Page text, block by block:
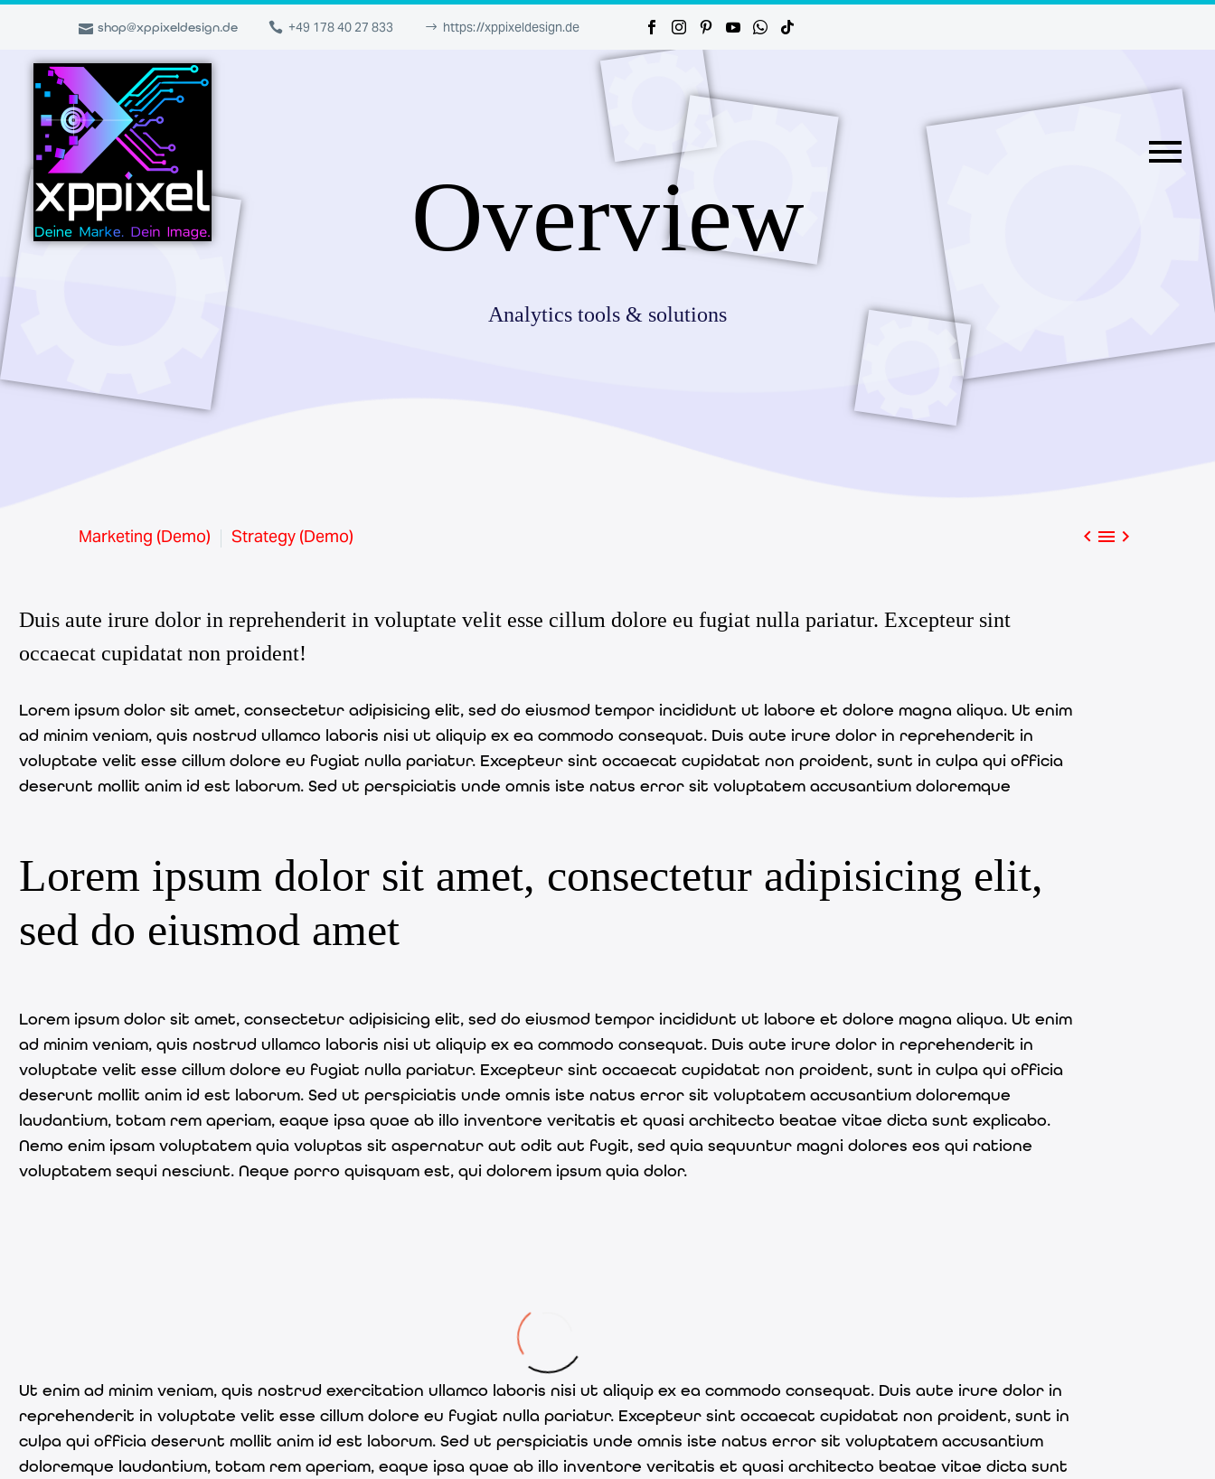
shop@xppixeldesign.de +49 178 40 27 833 https://xppixeldesign.de
Overview
Analytics tools & solutions
  
Marketing (Demo) Strategy (Demo)
Duis aute irure dolor in reprehenderit in voluptate velit esse cillum dolore eu fugiat nulla pariatur. Excepteur sint
occaecat cupidatat non proident!
Lorem ipsum dolor sit amet, consectetur adipisicing elit, sed do eiusmod tempor incididunt ut labore et dolore magna aliqua. Ut enim
ad minim veniam, quis nostrud ullamco laboris nisi ut aliquip ex ea commodo consequat. Duis aute irure dolor in reprehenderit in
voluptate velit esse cillum dolore eu fugiat nulla pariatur. Excepteur sint occaecat cupidatat non proident, sunt in culpa qui officia
deserunt mollit anim id est laborum. Sed ut perspiciatis unde omnis iste natus error sit voluptatem accusantium doloremque
Lorem ipsum dolor sit amet, consectetur adipisicing elit,
sed do eiusmod amet
Lorem ipsum dolor sit amet, consectetur adipisicing elit, sed do eiusmod tempor incididunt ut labore et dolore magna aliqua. Ut enim
ad minim veniam, quis nostrud ullamco laboris nisi ut aliquip ex ea commodo consequat. Duis aute irure dolor in reprehenderit in
voluptate velit esse cillum dolore eu fugiat nulla pariatur. Excepteur sint occaecat cupidatat non proident, sunt in culpa qui officia
deserunt mollit anim id est laborum. Sed ut perspiciatis unde omnis iste natus error sit voluptatem accusantium doloremque
laudantium, totam rem aperiam, eaque ipsa quae ab illo inventore veritatis et quasi architecto beatae vitae dicta sunt explicabo.
Nemo enim ipsam voluptatem quia voluptas sit aspernatur aut odit aut fugit, sed quia sequuntur magni dolores eos qui ratione
voluptatem sequi nesciunt. Neque porro quisquam est, qui dolorem ipsum quia dolor.
Ut enim ad minim veniam, quis nostrud exercitation ullamco laboris nisi ut aliquip ex ea commodo consequat. Duis aute irure dolor in
reprehenderit in voluptate velit esse cillum dolore eu fugiat nulla pariatur. Excepteur sint occaecat cupidatat non proident, sunt in
culpa qui officia deserunt mollit anim id est laborum. Sed ut perspiciatis unde omnis iste natus error sit voluptatem accusantium
doloremque laudantium, totam rem aperiam, eaque ipsa quae ab illo inventore veritatis et quasi architecto beatae vitae dicta sunt